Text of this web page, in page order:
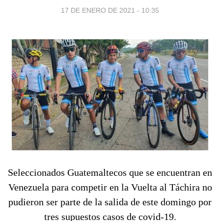
17 DE ENERO DE 2021 - 10:35
Seleccionados Guatemaltecos que se encuentran en
Venezuela para competir en la Vuelta al Táchira no
pudieron ser parte de la salida de este domingo por
tres supuestos casos de covid-19.